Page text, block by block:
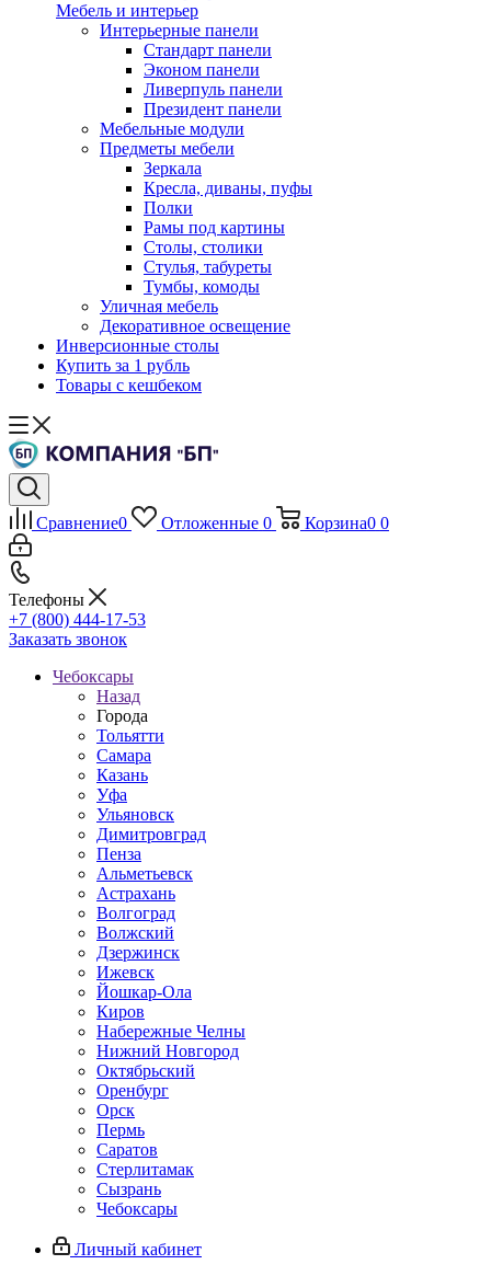
Мебель и интерьер
Интерьерные панели
Стандарт панели
Эконом панели
Ливерпуль панели
Президент панели
Мебельные модули
Предметы мебели
Зеркала
Кресла, диваны, пуфы
Полки
Рамы под картины
Столы, столики
Стулья, табуреты
Тумбы, комоды
Уличная мебель
Декоративное освещение
Инверсионные столы
Купить за 1 рубль
Товары с кешбеком
Сравнение0 Отложенные 0 Корзина0 0
Телефоны
+7 (800) 444-17-53
Заказать звонок
Чебоксары
Назад
Города
Тольятти
Самара
Казань
Уфа
Ульяновск
Димитровград
Пенза
Альметьевск
Астрахань
Волгоград
Волжский
Дзержинск
Ижевск
Йошкар-Ола
Киров
Набережные Челны
Нижний Новгород
Октябрьский
Оренбург
Орск
Пермь
Саратов
Стерлитамак
Сызрань
Чебоксары
Личный кабинет